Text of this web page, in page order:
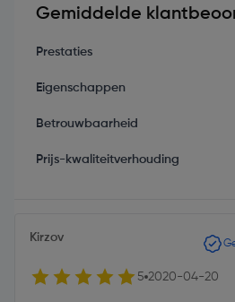
Gemiddelde
Prestaties
Eigenschappen
Betrouwbaarheid
Prijs-kwaliteitverhouding
Kirzov
5 2020-04-20